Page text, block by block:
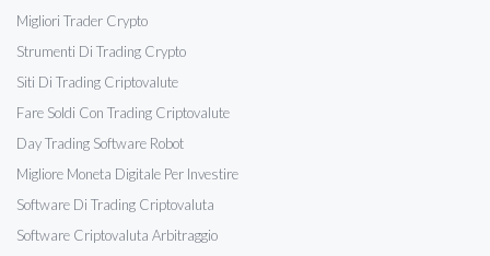
Migliori Trader Crypto
Strumenti Di Trading Crypto
Siti Di Trading Criptovalute
Fare Soldi Con Trading Criptovalute
Day Trading Software Robot
Migliore Moneta Digitale Per Investire
Software Di Trading Criptovaluta
Software Criptovaluta Arbitraggio